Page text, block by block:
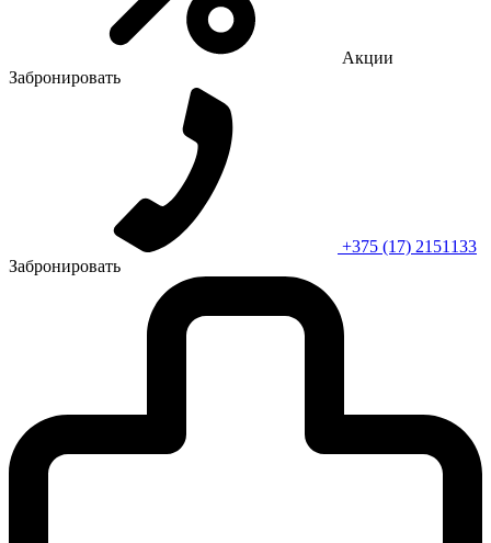
Акции
Забронировать
+375 (17) 2151133
Забронировать